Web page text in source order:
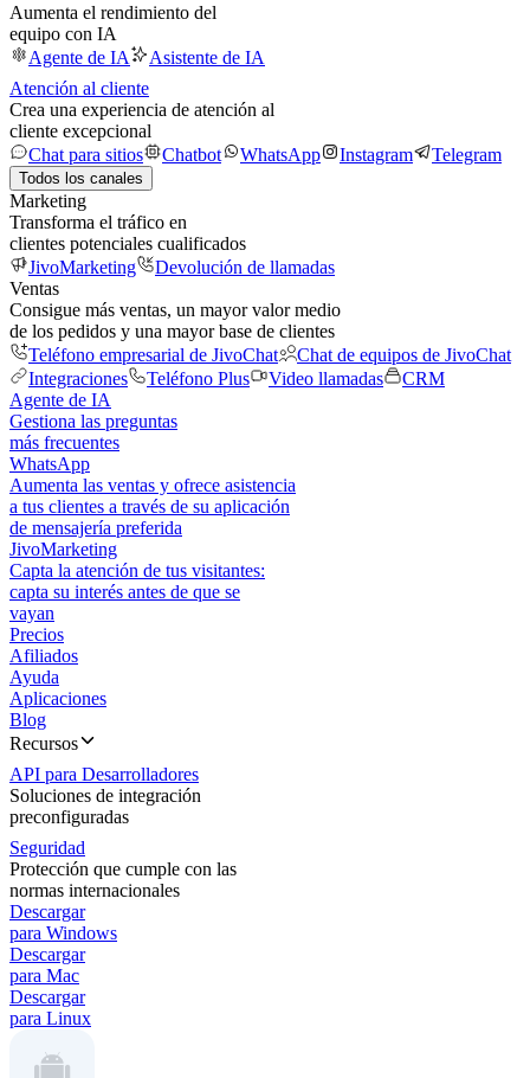
Aumenta el rendimiento del
equipo con IA
Agente de IA
Asistente de IA
Atención al cliente
Crea una experiencia de atención al
cliente excepcional
Chat para sitios
Chatbot WhatsApp Instagram Telegram
Todos los canales
Marketing
Transforma el tráfico en
clientes potenciales cualificados
JivoMarketing
Devolución de llamadas
Ventas
Consigue más ventas, un mayor valor medio
de los pedidos y una mayor base de clientes
Teléfono empresarial de JivoChat
Chat de equipos de JivoChat
Integraciones
Teléfono Plus Video llamadas
CRM
Agente de IA
Gestiona las preguntas
más frecuentes
WhatsApp
Aumenta las ventas y ofrece asistencia
a tus clientes a través de su aplicación
de mensajería preferida
JivoMarketing
Capta la atención de tus visitantes:
capta su interés antes de que se
vayan
Precios
Afiliados
Ayuda
Aplicaciones
Blog
Recursos
API para Desarrolladores
Soluciones de integración
preconfiguradas
Seguridad
Protección que cumple con las
normas internacionales
Descargar
para Windows
Descargar
para Mac
Descargar
para Linux